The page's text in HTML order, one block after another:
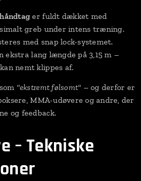
er fuldt dækket med
greb under intens træning.
med snap lock-systemet.
ekstra lang længde på 3,15 m –
nemt klippes af.
"ekstremt følsomt" – og derfor er
MMA-udøvere og andre, der
og feedback.
– Tekniske